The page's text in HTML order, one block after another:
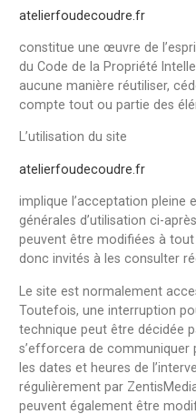
atelierfoudecoudre.fr
constitue une œuvre de
du Code de la Propriété
aucune manière réutiliser,
compte tout ou partie des
L’utilisation du site
atelierfoudecoudre.fr
implique l’acceptation pleine
générales d’utilisation ci-
peuvent être modifiées à
donc invités à les consulter
Le site est normalement
Toutefois, une interruption
technique peut être décidée
s’efforcera de communiquer
les dates et heures de
régulièrement par
peuvent également être